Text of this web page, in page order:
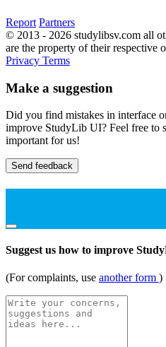
Report Partners
© 2013 - 2026 studylibsv.com all
are the property of their respective
Privacy Terms
Make a suggestion
Did you find mistakes in interface
improve StudyLib UI? Feel free to
important for us!
Send feedback
Suggest us how to improve
(For complaints, use another form )